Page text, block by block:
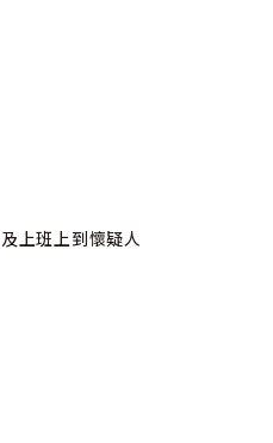
上班上到懷疑人